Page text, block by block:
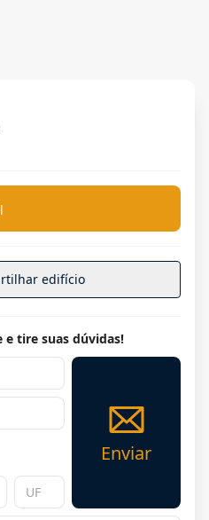
edifício
e tire suas dúvidas!
Enviar